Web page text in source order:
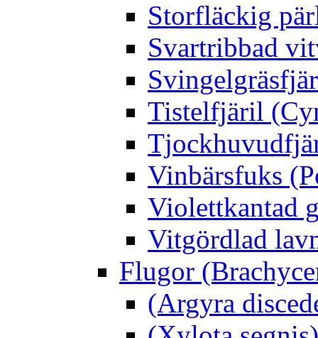
Storfläckig
Svartribbad
Tistelfjäril
Vinbärsfuks
Violettkantad
Vitgördlad
Flugor
(Argyra